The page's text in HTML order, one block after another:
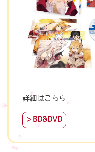
詳細はこちら
BD&DVD